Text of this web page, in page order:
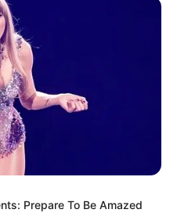
Prepare To Be Amazed